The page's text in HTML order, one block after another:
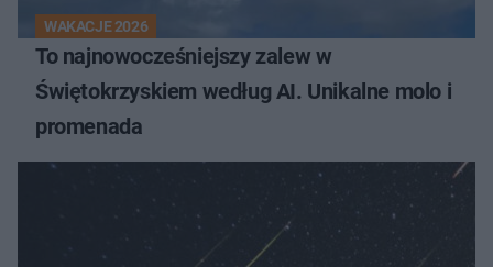
WAKACJE 2026
To najnowocześniejszy zalew w
Świętokrzyskiem według AI. Unikalne molo i
promenada